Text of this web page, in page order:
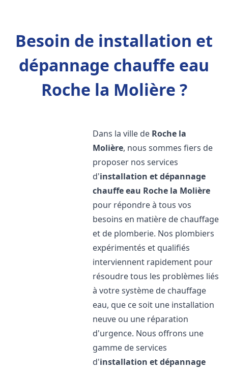
Besoin de installation et
dépannage chauffe eau
Roche la Molière ?
Dans la ville de Roche la
Molière, nous sommes fiers de
proposer nos services
d'installation et dépannage
chauffe eau Roche la Molière
pour répondre à tous vos
besoins en matière de chauffage
et de plomberie. Nos plombiers
expérimentés et qualifiés
interviennent rapidement pour
résoudre tous les problèmes liés
à votre système de chauffage
eau, que ce soit une installation
neuve ou une réparation
d'urgence. Nous offrons une
gamme de services
d'installation et dépannage